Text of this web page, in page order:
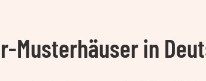
Musterhäuser in